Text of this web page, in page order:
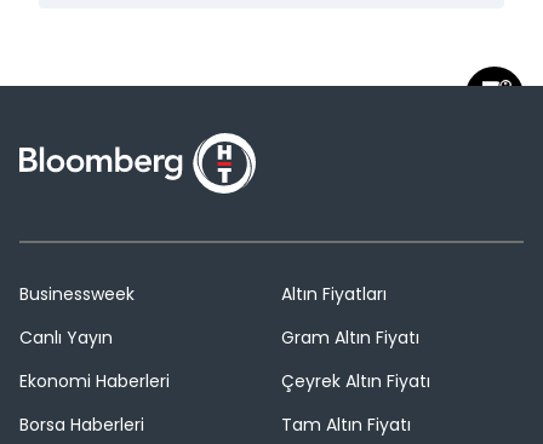
Businessweek
Canlı Yayın
Ekonomi Haberleri
Borsa Haberleri
Altın Fiyatları
Gram Altın Fiyatı
Çeyrek Altın Fiyatı
Tam Altın Fiyatı